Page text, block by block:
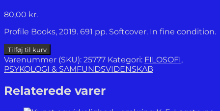
80,00 kr.
Profile Books, 2019. 691 pp. Softcover. In fine condition.
The
Age
of
Capitalism.
The
Tilføj til kurv
Varenummer (SKU): 25777 Kategori: FILOSOFI,
PSYKOLOGI & SAMFUNDSVIDENSKAB
Relaterede varer